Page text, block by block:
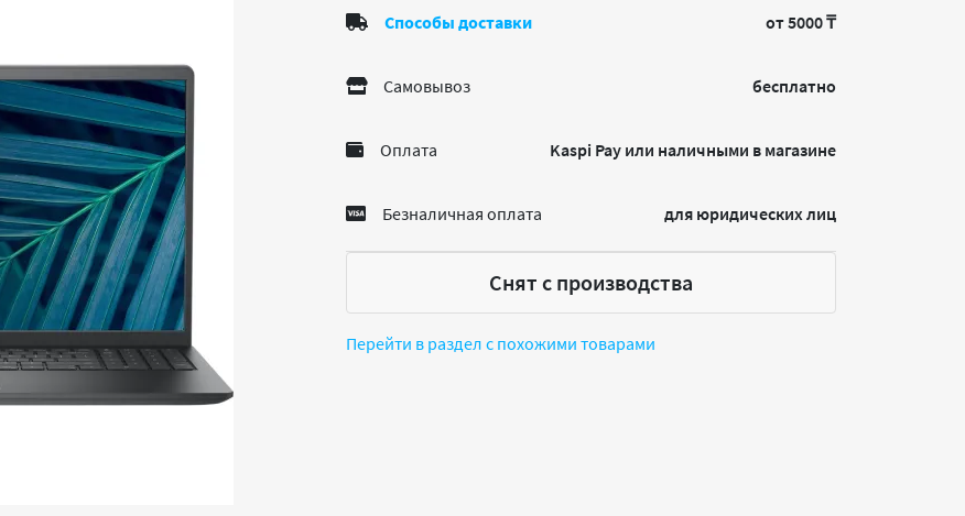
Способы доставки от 5000 ₸
Самовывоз бесплатно
Оплата Kaspi Pay или наличными в магазине
Безналичная оплата для юридических лиц
Снят с производства
Перейти в раздел с похожими товарами